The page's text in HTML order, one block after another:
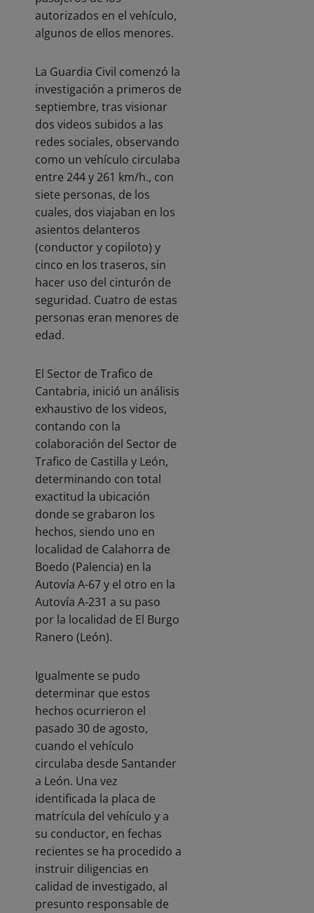
autorizados en el vehículo,
algunos de ellos menores.
La Guardia Civil comenzó la
investigación a primeros de
septiembre, tras visionar
dos videos subidos a las
redes sociales, observando
como un vehículo circulaba
entre 244 y 261 km/h., con
siete personas, de los
cuales, dos viajaban en los
asientos delanteros
(conductor y copiloto) y
cinco en los traseros, sin
hacer uso del cinturón de
seguridad. Cuatro de estas
personas eran menores de
edad.
El Sector de Trafico de
Cantabria, inició un análisis
exhaustivo de los videos,
contando con la
colaboración del Sector de
Trafico de Castilla y León,
determinando con total
exactitud la ubicación
donde se grabaron los
hechos, siendo uno en
localidad de Calahorra de
Boedo (Palencia) en la
Autovía A-67 y el otro en la
Autovía A-231 a su paso
por la localidad de El Burgo
Ranero (León).
Igualmente se pudo
determinar que estos
hechos ocurrieron el
pasado 30 de agosto,
cuando el vehículo
circulaba desde Santander
a León. Una vez
identificada la placa de
matrícula del vehículo y a
su conductor, en fechas
recientes se ha procedido a
instruir diligencias en
calidad de investigado, al
presunto responsable de